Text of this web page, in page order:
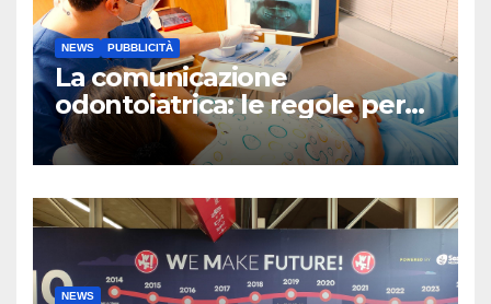
NEWS PUBBLICITÀ
La comunicazione
odontoiatrica: le regole per
una Sanità Trasparente
NEWS